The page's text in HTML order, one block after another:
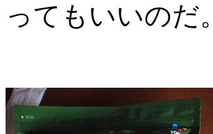
ってもいいのだ。